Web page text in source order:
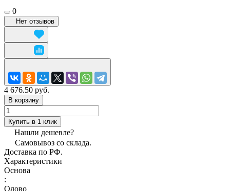
0
Нет отзывов
4 676.50 руб.
В корзину
Купить в 1 клик
Нашли дешевле?
Самовывоз со склада.
Доставка по РФ.
Характеристики
Основа
:
Олово